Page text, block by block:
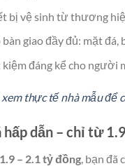
bị vệ sinh từ thương
bàn giao đầy đủ: mặt đá,
đáng kể cho người
thực tế nhà mẫu để
hấp dẫn – chỉ từ
1.9 – 2.1 tỷ đồng , bạn